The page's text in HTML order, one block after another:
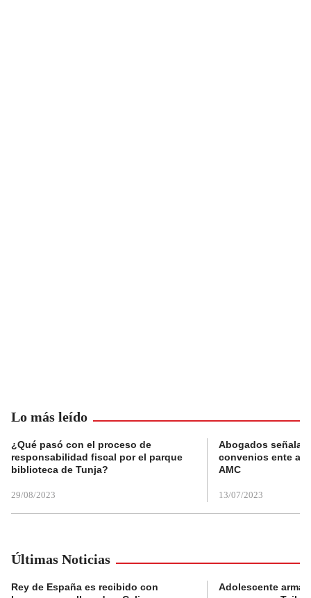
Lo más leído
¿Qué pasó con el proceso de
responsabilidad fiscal por el parque
biblioteca de Tunja?
29/08/2023
Abogados
convenios ente
AMC
13/07/2023
Últimas Noticias
Rey de España es recibido con
Adolescente